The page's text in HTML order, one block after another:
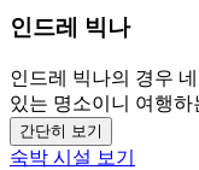
인드레 빅나
인드레 빅나의 경우
있는 명소이니 여행
간단히 보기
숙박 시설 보기